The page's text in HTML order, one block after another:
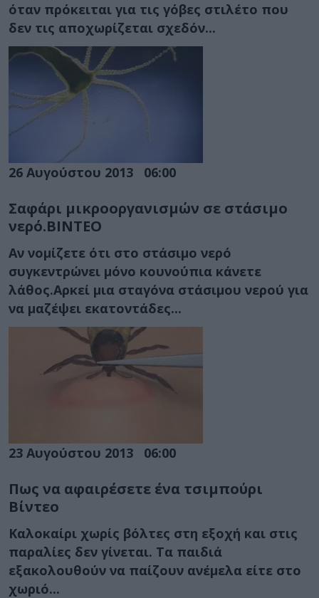
όταν πρόκειται για τις γόβες στιλέτο που
δεν τις αποχωρίζεται σχεδόν...
26 Αυγούστου 2013 06:00
Σαφάρι μικροοργανισμών σε στάσιμο
νερό.ΒΙΝΤΕΟ
Αν νομίζετε ότι στο στάσιμο νερό
συγκεντρώνει μόνο κουνούπια κάνετε
λάθος.Αρκεί μια σταγόνα στάσιμου νερού για
να μαζέψει εκατοντάδες...
23 Αυγούστου 2013 06:00
Πως να αφαιρέσετε ένα τσιμπούρι
Βίντεο
Καλοκαίρι χωρίς βόλτες στη εξοχή και στις
παραλίες δεν γίνεται. Τα παιδιά
εξακολουθούν να παίζουν ανέμελα είτε στο
χωριό...